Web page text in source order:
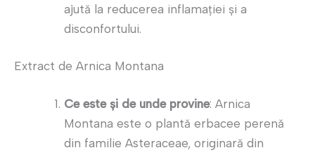
ajută la reducerea inflamației și a
disconfortului.
Extract de Arnica Montana
Ce este și de unde provine: Arnica
Montana este o plantă erbacee perenă
din familie Asteraceae, originară din